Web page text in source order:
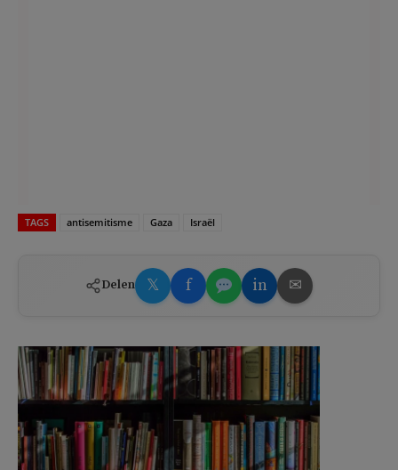
TAGS antisemitisme Gaza Israël
Delen 𝕏 f in ✉